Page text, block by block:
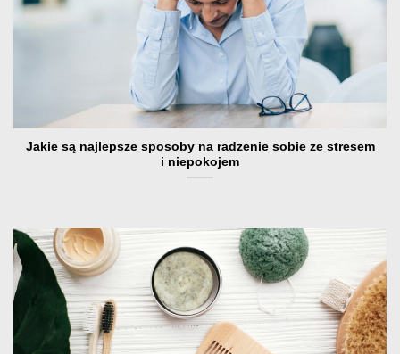
Jakie są najlepsze sposoby na radzenie sobie ze stresem
i niepokojem